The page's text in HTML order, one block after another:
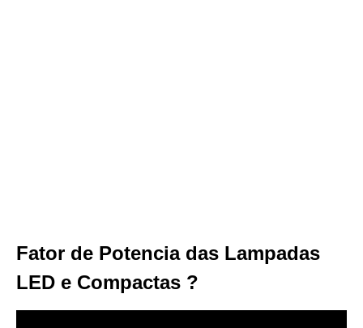
Fator de Potencia das Lampadas
LED e Compactas ?